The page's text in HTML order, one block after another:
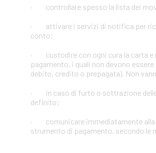
· controllare spesso la lista dei
· attivare i servizi di notifica per
conto;
· custodire con ogni cura la carta e
pagamento, i quali non devono
debito, credito o prepagata). Non
· in caso di furto o sottrazione
definito;
· comunicare immediatamente alla
strumento di pagamento, secondo le